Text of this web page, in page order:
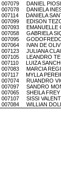
007079 DANIEL
007078 DANIELA INES
007114 DANIELA
007099 EDISON
007093 EMANUELLE
007058 GABRIELA
007095
007064 IVAN DE
007123 JULIANA
007105 LEANDRO
007110 LUIZA
007083 MARCIA
007117 MYLLA
007074 RUANDRO
007097 SANDRO
007065 SHEILA FREY
007107 SISSI
007084 WILLIAN